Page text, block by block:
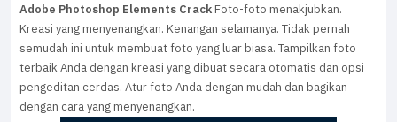
Adobe Photoshop Elements CrackFoto-foto menakjubkan.
Kreasi yang menyenangkan. Kenangan selamanya. Tidak pernah
semudah ini untuk membuat foto yang luar biasa. Tampilkan foto
terbaik Anda dengan kreasi yang dibuat secara otomatis dan opsi
pengeditan cerdas. Atur foto Anda dengan mudah dan bagikan
dengan cara yang menyenangkan.